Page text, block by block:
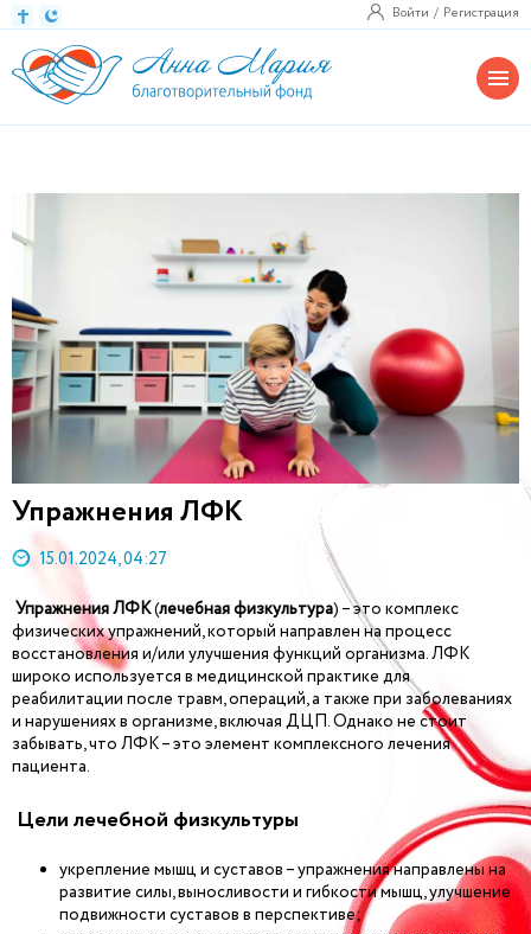
Войти Регистрация
Упражнения ЛФК
15.01.2024, 04:27
Упражнения ЛФК(лечебная физкультура) – это комплекс
физических упражнений, который направлен на процесс
восстановления и/или улучшения функций организма. ЛФК
широко используется в медицинской практике для
реабилитации после травм, операций, а также при заболеваниях
и нарушениях в организме, включая ДЦП. Однако не стоит
забывать, что ЛФК – это элемент комплексного лечения
пациента.
Цели лечебной физкультуры
укрепление мышц и суставов – упражнения направлены на
развитие силы, выносливости и гибкости мышц, улучшение
подвижности суставов в перспективе;